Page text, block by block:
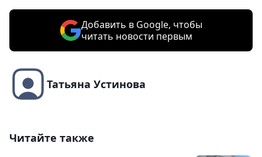
Добавить в Google, чтобы
читать новости первым
Татьяна Устинова
Читайте также